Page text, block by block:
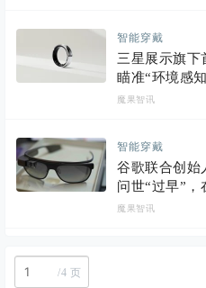
智能穿戴
三星展示旗下
瞄准“环境感
魔果智讯
智能穿戴
谷歌联合创始
问世“过早”
魔果智讯
/4 页